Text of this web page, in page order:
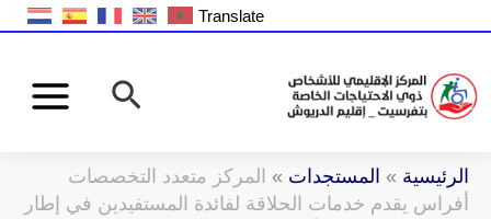
المحتوى
Translate
البحث
الرئيسية » المستجدات » المركز متعدد التخصصات
أفراس يقدم خدمات الحلاقة لفائدة المستفيدين في إطار